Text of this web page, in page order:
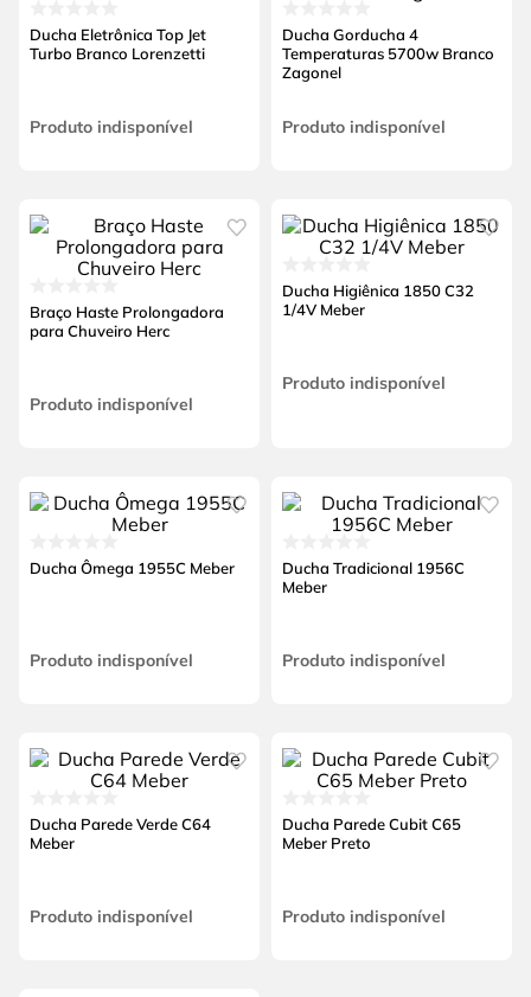
Ducha Eletrônica Top Jet
Turbo Branco Lorenzetti
Produto indisponível
Ducha Gorducha 4
Temperaturas 5700w Branco
Zagonel
Produto indisponível
Braço Haste Prolongadora
para Chuveiro Herc
Produto indisponível
Ducha Higiênica 1850 C32
1/4V Meber
Produto indisponível
Ducha Ômega 1955C Meber
Produto indisponível
Ducha Tradicional 1956C
Meber
Produto indisponível
Ducha Parede Verde C64
Meber
Produto indisponível
Ducha Parede Cubit C65
Meber Preto
Produto indisponível